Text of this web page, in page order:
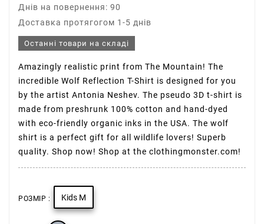
Днів на повернення: 90
Доставка протягогом 1-5 днів
Останні товари на складі
Amazingly realistic print from The Mountain! The
incredible Wolf Reflection T-Shirt is designed for you
by the artist Antonia Neshev. The pseudo 3D t-shirt is
made from preshrunk 100% cotton and hand-dyed
with eco-friendly organic inks in the USA. The wolf
shirt is a perfect gift for all wildlife lovers! Superb
quality. Shop now! Shop at the clothingmonster.com!
РОЗМІР : Kids M